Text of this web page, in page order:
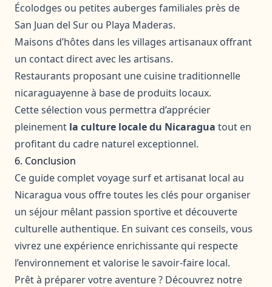
Écolodges ou petites auberges familiales près de
San Juan del Sur ou Playa Maderas.
Maisons d’hôtes dans les villages artisanaux offrant
un contact direct avec les artisans.
Restaurants proposant une cuisine traditionnelle
nicaraguayenne à base de produits locaux.
Cette sélection vous permettra d’apprécier
pleinement la culture locale du Nicaragua tout en
profitant du cadre naturel exceptionnel.
6. Conclusion
Ce guide complet voyage surf et artisanat local au
Nicaragua vous offre toutes les clés pour organiser
un séjour mêlant passion sportive et découverte
culturelle authentique. En suivant ces conseils, vous
vivrez une expérience enrichissante qui respecte
l’environnement et valorise le savoir-faire local.
Prêt à préparer votre aventure ? Découvrez notre